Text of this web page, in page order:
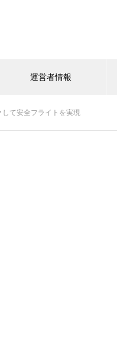
運営者情報
して安全フライトを実現